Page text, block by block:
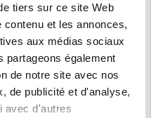
tiers sur ce site Web
et les annonces,
aux médias sociaux
partageons également
de notre site avec nos
de publicité et d'analyse,
avec d'autres
montant
que vous
payer.